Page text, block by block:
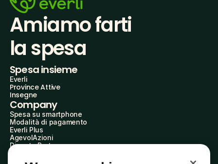
Amiamo farti
la spesa
Spesa insieme
Everli
Province Attive
Insegne
Company
Spesa su smartphone
Modalità di pagamento
Everli Plus
AgevolAzioni
Diventa Partner
Everli Shoppers